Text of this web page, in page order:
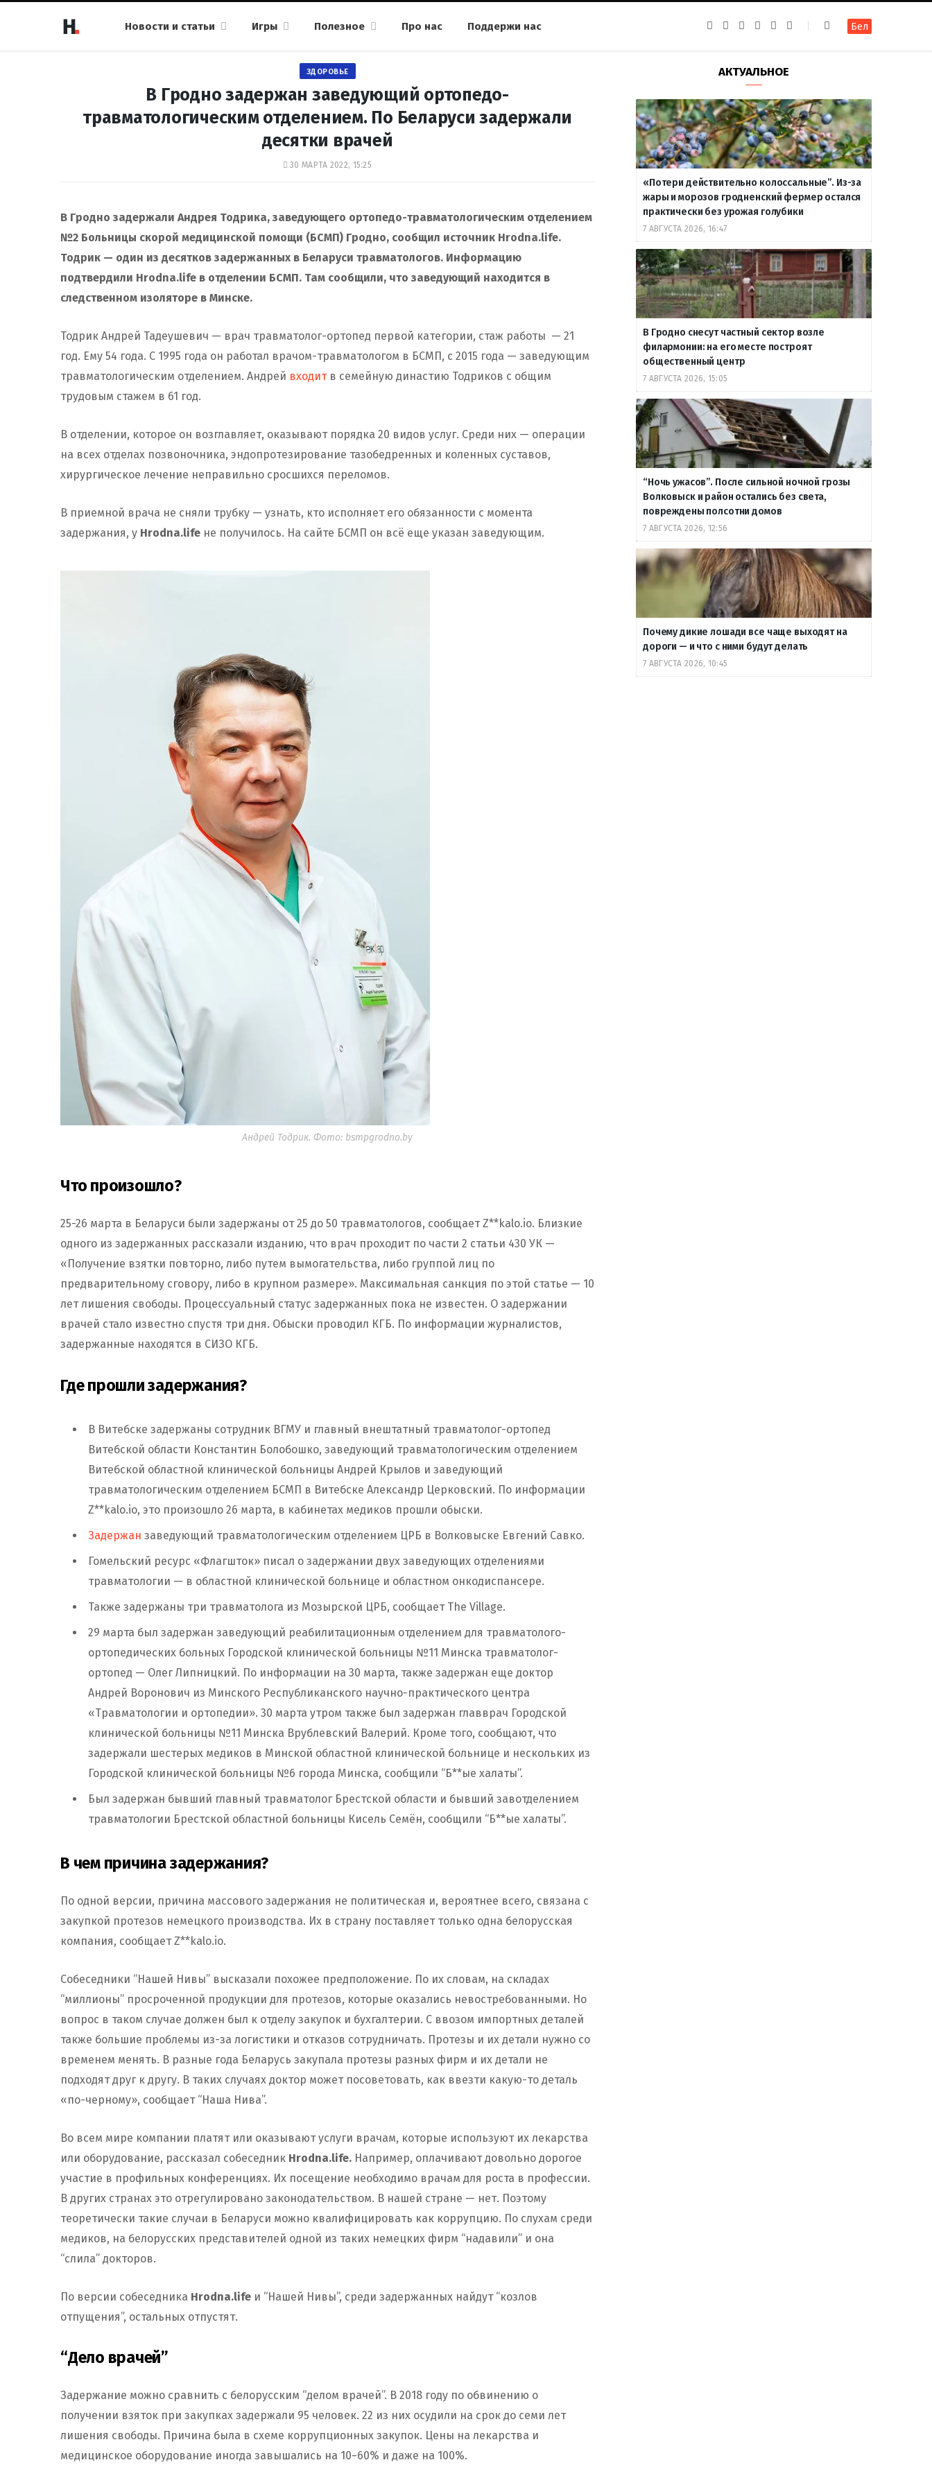
Новости и статьи Игры Полезное Про нас Поддержи нас
k
a
g
a
m
g
r
a
m
u
b
т
е
Бел
ЗДОРОВЬЕ
В Гродно задержан заведующий ортопедо-
травматологическим отделением. По Беларуси задержали
десятки врачей
30 МАРТА 2022, 15:25
В Гродно задержали Андрея Тодрика, заведующего ортопедо-травматологическим отделением
№2 Больницы скорой медицинской помощи (БСМП) Гродно, сообщил источник Hrodna.life.
Тодрик — один из десятков задержанных в Беларуси травматологов. Информацию
подтвердили Hrodna.life в отделении БСМП. Там сообщили, что заведующий находится в
следственном изоляторе в Минске.
Тодрик Андрей Тадеушевич — врач травматолог-ортопед первой категории, стаж работы — 21
год. Ему 54 года. С 1995 года он работал врачом-травматологом в БСМП, с 2015 года — заведующим
травматологическим отделением. Андрей входитв семейную династию Тодриков с общим
трудовым стажем в 61 год.
В отделении, которое он возглавляет, оказывают порядка 20 видов услуг. Среди них — операции
на всех отделах позвоночника, эндопротезирование тазобедренных и коленных суставов,
хирургическое лечение неправильно сросшихся переломов.
В приемной врача не сняли трубку — узнать, кто исполняет его обязанности с момента
задержания, у Hrodna.life не получилось. На сайте БСМП он всё еще указан заведующим.
Андрей Тодрик. Фото: bsmpgrodno.by
Что произошло?
25-26 марта в Беларуси были задержаны от 25 до 50 травматологов, сообщает Z**kalo.io. Близкие
одного из задержанных рассказали изданию, что врач проходит по части 2 статьи 430 УК —
«Получение взятки повторно, либо путем вымогательства, либо группой лиц по
предварительному сговору, либо в крупном размере». Максимальная санкция по этой статье — 10
лет лишения свободы. Процессуальный статус задержанных пока не известен. О задержании
врачей стало известно спустя три дня. Обыски проводил КГБ. По информации журналистов,
задержанные находятся в СИЗО КГБ.
Где прошли задержания?
В Витебске задержаны сотрудник ВГМУ и главный внештатный травматолог-ортопед
Витебской области Константин Болобошко, заведующий травматологическим отделением
Витебской областной клинической больницы Андрей Крылов и заведующий
травматологическим отделением БСМП в Витебске Александр Церковский. По информации
Z**kalo.io, это произошло 26 марта, в кабинетах медиков прошли обыски.
Задержан заведующий травматологическим отделением ЦРБ в Волковыске Евгений Савко.
Гомельский ресурс «Флагшток» писал о задержании двух заведующих отделениями
травматологии — в областной клинической больнице и областном онкодиспансере.
Также задержаны три травматолога из Мозырской ЦРБ, сообщает The Village.
29 марта был задержан заведующий реабилитационным отделением для травматолого-
ортопедических больных Городской клинической больницы №11 Минска травматолог-
ортопед — Олег Липницкий. По информации на 30 марта, также задержан еще доктор
Андрей Воронович из Минского Республиканского научно-практического центра
«Травматологии и ортопедии». 30 марта утром также был задержан главврач Городской
клинической больницы №11 Минска Врублевский Валерий. Кроме того, сообщают, что
задержали шестерых медиков в Минской областной клинической больнице и нескольких из
Городской клинической больницы №6 города Минска, сообщили “Б**ые халаты”.
Был задержан бывший главный травматолог Брестской области и бывший завотделением
травматологии Брестской областной больницы Кисель Семён, сообщили “Б**ые халаты”.
В чем причина задержания?
По одной версии, причина массового задержания не политическая и, вероятнее всего, связана с
закупкой протезов немецкого производства. Их в страну поставляет только одна белорусская
компания, сообщает Z**kalo.io.
Собеседники “Нашей Нивы” высказали похожее предположение. По их словам, на складах
“миллионы” просроченной продукции для протезов, которые оказались невостребованными. Но
вопрос в таком случае должен был к отделу закупок и бухгалтерии. С ввозом импортных деталей
также большие проблемы из-за логистики и отказов сотрудничать. Протезы и их детали нужно со
временем менять. В разные года Беларусь закупала протезы разных фирм и их детали не
подходят друг к другу. В таких случаях доктор может посоветовать, как ввезти какую-то деталь
«по-черному», сообщает “Наша Нива”.
Во всем мире компании платят или оказывают услуги врачам, которые используют их лекарства
или оборудование, рассказал собеседник Hrodna.life. Например, оплачивают довольно дорогое
участие в профильных конференциях. Их посещение необходимо врачам для роста в профессии.
В других странах это отрегулировано законодательством. В нашей стране — нет. Поэтому
теоретически такие случаи в Беларуси можно квалифицировать как коррупцию. По слухам среди
медиков, на белорусских представителей одной из таких немецких фирм “надавили” и она
“слила” докторов.
По версии собеседника Hrodna.life и “Нашей Нивы”, среди задержанных найдут “козлов
отпущения”, остальных отпустят.
“Дело врачей”
Задержание можно сравнить с белорусским “делом врачей”. В 2018 году по обвинению о
получении взяток при закупках задержали 95 человек. 22 из них осудили на срок до семи лет
лишения свободы. Причина была в схеме коррупционных закупок. Цены на лекарства и
медицинское оборудование иногда завышались на 10−60% и даже на 100%.
АКТУАЛЬНОЕ
«Потери действительно колоссальные”. Из-за
жары и морозов гродненский фермер остался
практически без урожая голубики
7 АВГУСТА 2026, 16:47
В Гродно снесут частный сектор возле
филармонии: на его месте построят
общественный центр
7 АВГУСТА 2026, 15:05
“Ночь ужасов”. После сильной ночной грозы
Волковыск и район остались без света,
повреждены полсотни домов
7 АВГУСТА 2026, 12:56
Почему дикие лошади все чаще выходят на
дороги — и что с ними будут делать
7 АВГУСТА 2026, 10:45